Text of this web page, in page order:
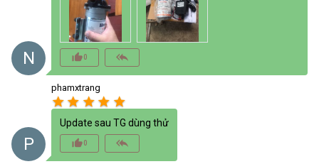
N thumb_up_alt0 reply_all
P
phamxtrang
star star star star star
Update sau TG dùng thử
thumb_up_alt0 reply_all